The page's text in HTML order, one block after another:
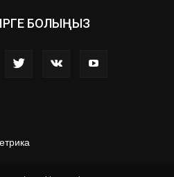
БОЛЫҢЫЗ